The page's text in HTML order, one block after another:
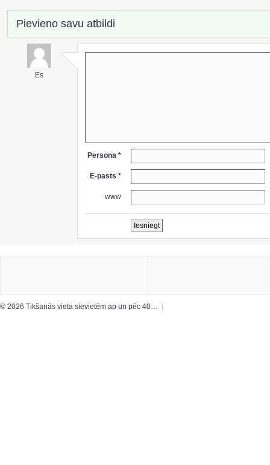
Pievieno savu atbildi
Es
Persona *
E-pasts *
www
© 2026 Tikšanās vieta sievietēm ap un pēc 40…